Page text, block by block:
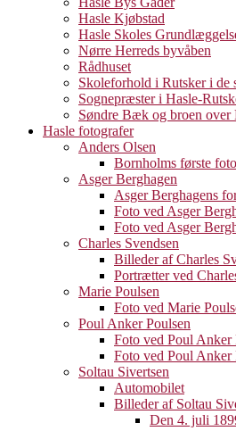
Hasle Kjøbstad
Hasle Skoles
Nørre Herreds byvåben
Rådhuset
Skoleforhold i Rutsker i de
Sognepræster i Hasle-
Søndre Bæk og broen over
Hasle fotografer
Anders Olsen
Bornholms første
Asger Berghagen
Asger Berghagens
Foto ved Asger
Foto ved Asger
Charles Svendsen
Billeder af Charles
Portrætter ved
Marie Poulsen
Foto ved Marie
Poul Anker Poulsen
Foto ved Poul Anker
Foto ved Poul Anker
Soltau Sivertsen
Automobilet
Billeder af Soltau
Den 4. juli